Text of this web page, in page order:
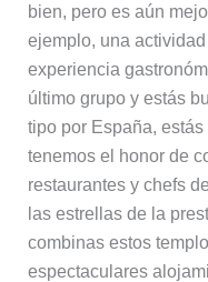
bien, pero es aún
ejemplo, una
experiencia
último grupo y estás
tipo por España,
tenemos el honor de
restaurantes y chefs
las estrellas de la
combinas estos
espectaculares